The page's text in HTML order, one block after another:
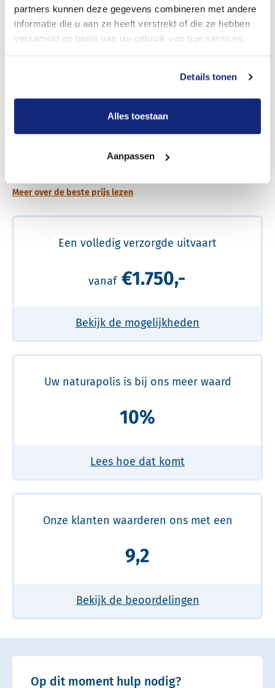
partners kunnen deze gegevens combineren met andere
informatie die u aan ze heeft verstrekt of die ze hebben
verzameld op basis van uw gebruik van hun services.
Details tonen
Alles toestaan
Aanpassen
Dit kost een crematie
Een betere uitvaart ervaring voor een betere
Meer over de beste prijs lezen
Een volledig verzorgde uitvaart
vanaf €1.750,-
Bekijk de mogelijkheden
Uw naturapolis is bij ons meer waard
10%
Lees hoe dat komt
Onze klanten waarderen ons met een
9,2
Bekijk de beoordelingen
Op dit moment hulp nodig?